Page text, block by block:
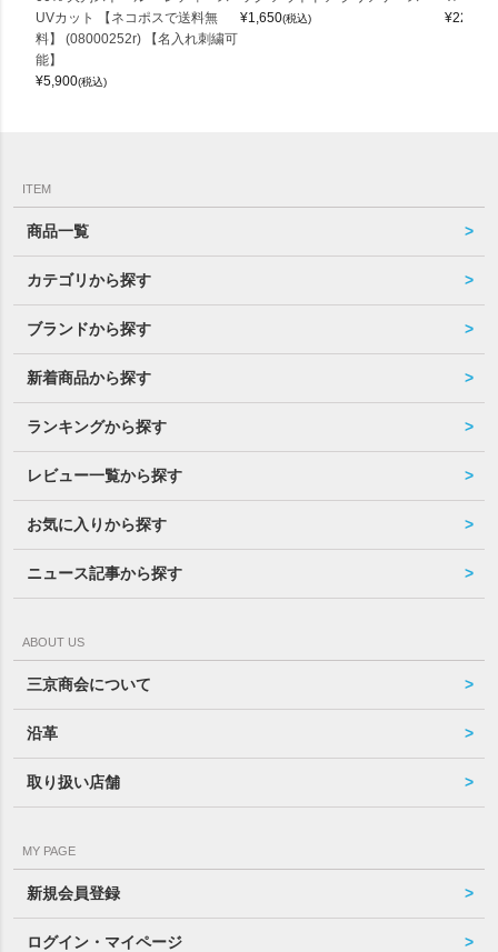
UVカット 【ネコポスで送料無
料】 (08000252r) 【名入れ刺繍可
能】
¥5,900(税込)
¥1,650(税込)
¥22,000
ITEM
商品一覧
カテゴリから探す
ブランドから探す
新着商品から探す
ランキングから探す
レビュー一覧から探す
お気に入りから探す
ニュース記事から探す
ABOUT US
三京商会について
沿革
取り扱い店舗
MY PAGE
新規会員登録
ログイン・マイページ